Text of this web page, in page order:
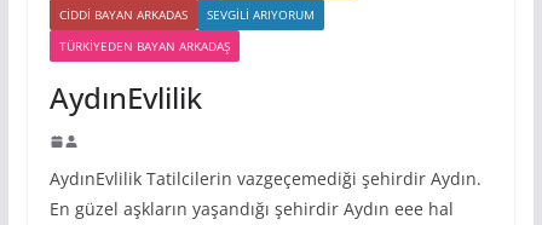
CIDDI BAYAN ARKADAS
SEVGILI ARIYORUM
TÜRKIYEDEN BAYAN ARKADAŞ
AydınEvlilik
AydınEvlilik Tatilcilerin vazgeçemediği şehirdir Aydın.
En güzel aşkların yaşandığı şehirdir Aydın eee hal